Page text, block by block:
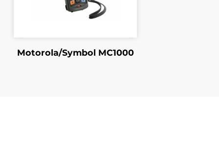
Motorola/Symbol MC1000